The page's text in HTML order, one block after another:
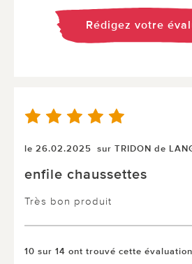
Rédigez votre
le 26.02.2025 sur TRIDON de
enfile chaussettes
Très bon produit
10 sur 14 ont trouvé cette